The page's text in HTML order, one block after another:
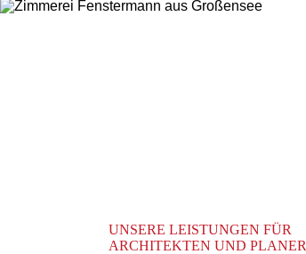
UNSERE LEISTUNGEN FÜR
ARCHITEKTEN UND PLANER